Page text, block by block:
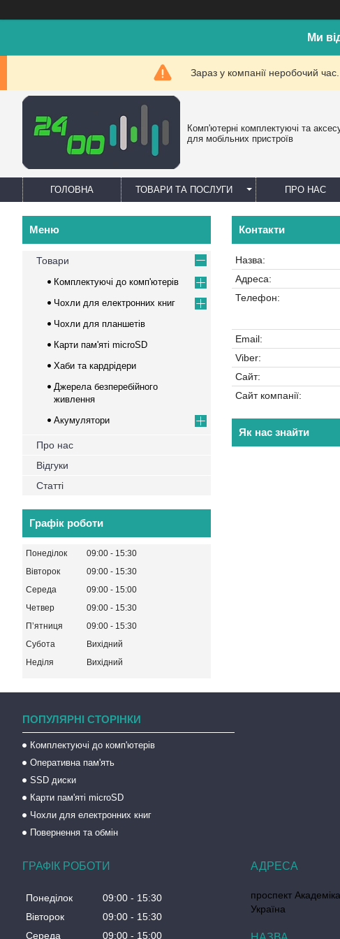
Ми
Зараз у компанії неробочий
Комп'ютерні комплектуючі та
для мобільних пристроїв
ГОЛОВНА ТОВАРИ ТА ПОСЛУГИ ПРО НАС
Контакти
Як нас знайти
Товари
Комплектуючі до комп'ютерів
Чохли для електронних книг
Чохли для планшетів
Карти пам'яті microSD
Хаби та кардрідери
Джерела безперебійного
живлення
Акумулятори
Про нас
Відгуки
Статті
Графік роботи
Понеділок 09:00
15:30
Вівторок
09:00
15:30
Середа
09:00
15:00
Четвер
09:00
15:30
Пʼятниця
09:00
15:30
Субота
Вихідний
Неділя
Вихідний
ПОПУЛЯРНІ СТОРІНКИ
Комплектуючі до комп'ютерів
Оперативна пам'ять
SSD диски
Карти пам'яті microSD
Чохли для електронних книг
Повернення та обмін
ГРАФІК РОБОТИ
Понеділок 09:00
15:30
Вівторок
09:00
15:30
Середа
09:00 15:00
проспект
Україна